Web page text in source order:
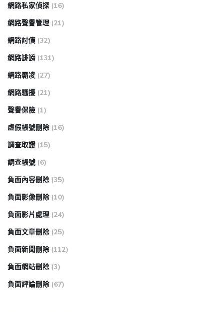
網路私家偵探 (16)
網路聲譽管理 (21)
網路討債 (32)
網路誹謗 (131)
網路霸凌 (27)
網路騷擾 (21)
聲譽保險 (1)
虛假帳號刪除 (16)
調查取證 (15)
調查帳號 (6)
負面內容刪除 (35)
負面影像刪除 (10)
負面影片處理 (24)
負面文章刪除 (25)
負面新聞刪除 (112)
負面網站刪除 (3)
負面評論刪除 (67)